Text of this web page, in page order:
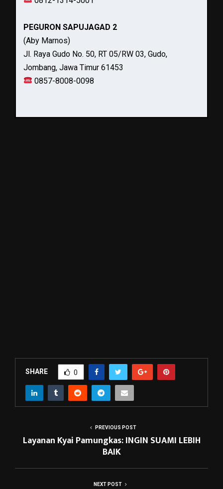
PEGURON SAPUJAGAD 2
(Aby Marnos)
Jl. Raya Gudo No. 50, RT 05/RW 03, Gudo,
Jombang, Jawa Timur 61453
0857-8008-0098
SHARE 0
PREVIOUS POST
Layanan Kyai Pamungkas: INGIN SUAMI LEBIH
BAIK
NEXT POST